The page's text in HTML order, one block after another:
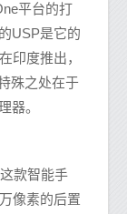
平台的打
USP是它的
印度推出，
殊之处在于
器。
款智能手
像素的后置